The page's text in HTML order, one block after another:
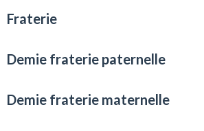
Fraterie
Demie fraterie paternelle
Demie fraterie maternelle